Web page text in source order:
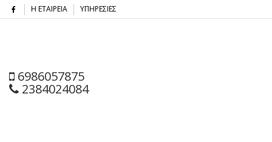
Η ΕΤΑΙΡΕΙΑ ΥΠΗΡΕΣΙΕΣ
6986057875
2384024084